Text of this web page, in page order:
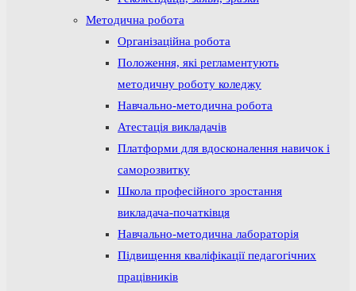
Методична робота
Організаційна робота
Положення, які регламентують
методичну роботу коледжу
Навчально-методична робота
Атестація викладачів
Платформи для вдосконалення навичок і
саморозвитку
Школа професійного зростання
викладача-початківця
Навчально-методична лабораторія
Підвищення кваліфікації педагогічних
працівників